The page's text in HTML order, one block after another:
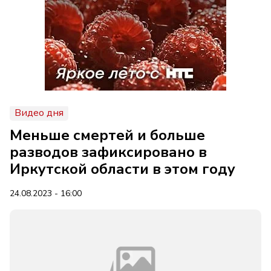
Видео дня
Меньше смертей и больше
разводов зафиксировано в
Иркутской области в этом году
24.08.2023 - 16:00